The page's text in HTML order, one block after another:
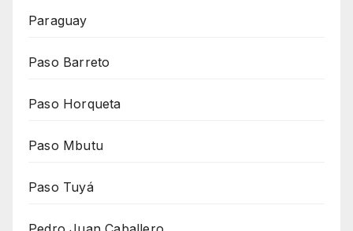
Paraguay
Paso Barreto
Paso Horqueta
Paso Mbutu
Paso Tuyá